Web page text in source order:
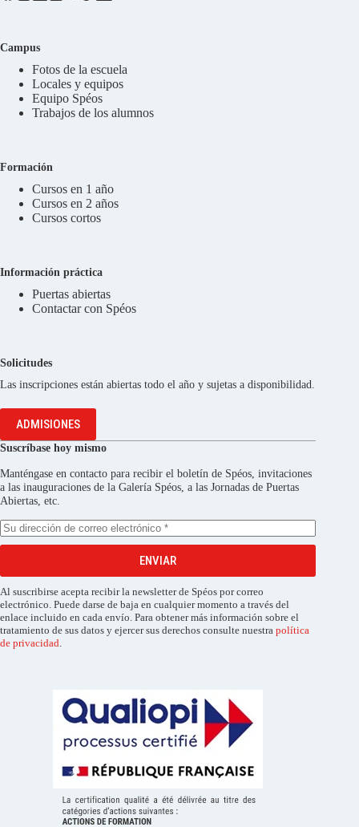
Campus
Fotos de la escuela
Locales y equipos
Equipo Spéos
Trabajos de los alumnos
Formación
Cursos en 1 año
Cursos en 2 años
Cursos cortos
Información práctica
Puertas abiertas
Contactar con Spéos
Solicitudes
Las inscripciones están abiertas todo el año y sujetas a disponibilidad.
ADMISIONES
Suscríbase hoy mismo
Manténgase en contacto para recibir el boletín de Spéos, invitaciones
a las inauguraciones de la Galería Spéos, a las Jornadas de Puertas
Abiertas, etc.
ENVIAR
Al suscribirse acepta recibir la newsletter de Spéos por correo
electrónico. Puede darse de baja en cualquier momento a través del
enlace incluido en cada envío. Para obtener más información sobre el
tratamiento de sus datos y ejercer sus derechos consulte nuestra política
de privacidad.